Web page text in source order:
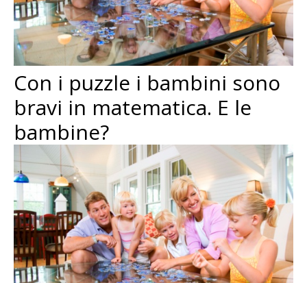
Con i puzzle i bambini sono
bravi in matematica. E le
bambine?